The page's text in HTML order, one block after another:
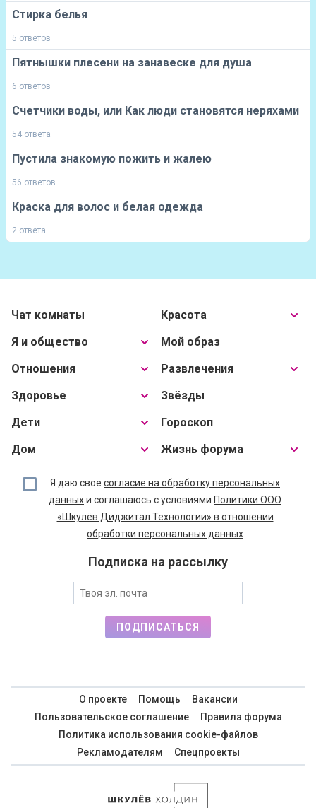
Стирка белья
5 ответов
Пятнышки плесени на занавеске для душа
6 ответов
Счетчики воды, или Как люди становятся неряхами
54 ответа
Пустила знакомую пожить и жалею
56 ответов
Краска для волос и белая одежда
2 ответа
Чат комнаты
Я и общество
Отношения
Здоровье
Дети
Дом
Красота
Мой образ
Развлечения
Звёзды
Гороскоп
Жизнь форума
Я даю свое согласие на обработку персональных
данныхи соглашаюсь с условиями Политики ООО
«Шкулёв Диджитал Технологии» в отношении
обработки персональных данных
Подписка на рассылку
ПОДПИСАТЬСЯ
О проекте Помощь
Вакансии
Пользовательское соглашение
Правила форума
Политика использования cookie-файлов
Рекламодателям
Спецпроекты